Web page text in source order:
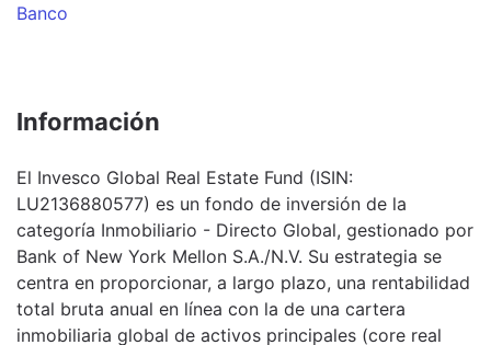
Banco
Información
El Invesco Global Real Estate Fund (ISIN:
LU2136880577) es un fondo de inversión de la
categoría Inmobiliario - Directo Global, gestionado por
Bank of New York Mellon S.A./N.V. Su estrategia se
centra en proporcionar, a largo plazo, una rentabilidad
total bruta anual en línea con la de una cartera
inmobiliaria global de activos principales (core real